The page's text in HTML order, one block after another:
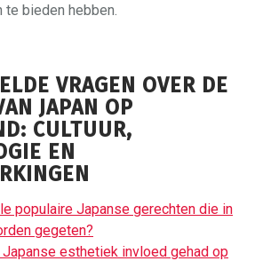
te bieden hebben.
VRAGEN OVER DE
JAPAN OP
CULTUUR,
EN
populaire Japanse gerechten die in
gegeten?
esthetiek invloed gehad op